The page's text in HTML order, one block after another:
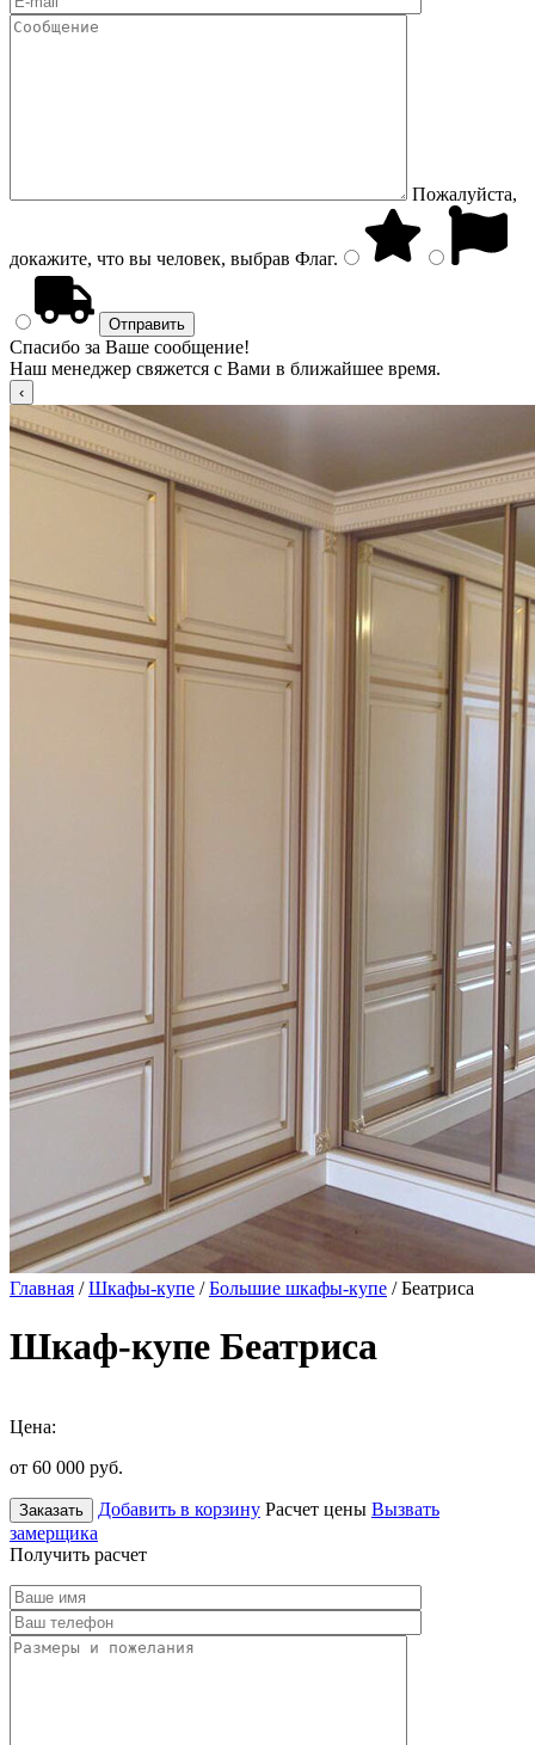
Пожалуйста,
докажите, что вы человек, выбрав Флаг.
Спасибо за Ваше сообщение!
Наш менеджер свяжется с Вами в ближайшее время.
Главная /Шкафы-купе /Большие шкафы-купе / Беатриса
Шкаф-купе Беатриса
Цена:
от 60 000 руб.
Заказать Добавить в корзину Расчет цены Вызвать
замерщика
Получить расчет